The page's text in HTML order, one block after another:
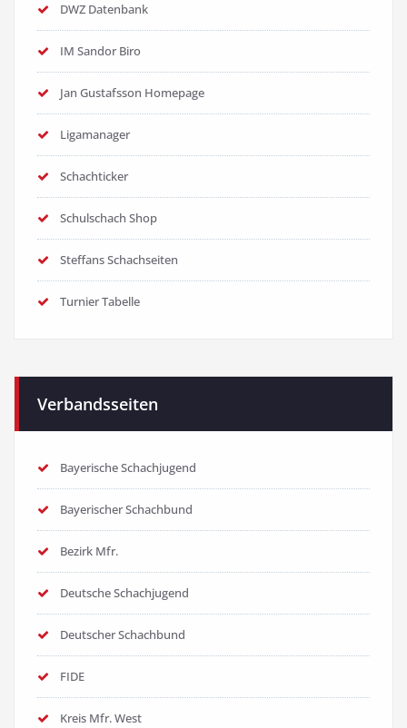
DWZ Datenbank
IM Sandor Biro
Jan Gustafsson Homepage
Ligamanager
Schachticker
Schulschach Shop
Steffans Schachseiten
Turnier Tabelle
Verbandsseiten
Bayerische Schachjugend
Bayerischer Schachbund
Bezirk Mfr.
Deutsche Schachjugend
Deutscher Schachbund
FIDE
Kreis Mfr. West